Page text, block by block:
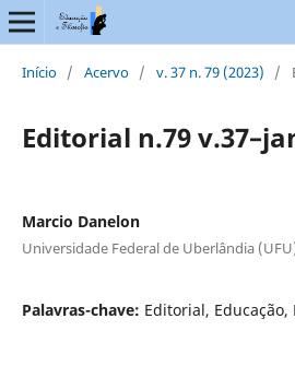
Início / Acervo / v. 37 n. 79 (2023) /
Editorial n.79
Marcio Danelon
Universidade Federal de Uberlândia
Palavras-chave: Editorial, Educação,